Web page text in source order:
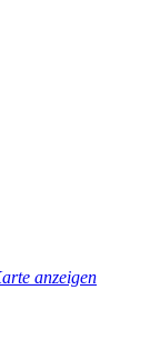
anzeigen